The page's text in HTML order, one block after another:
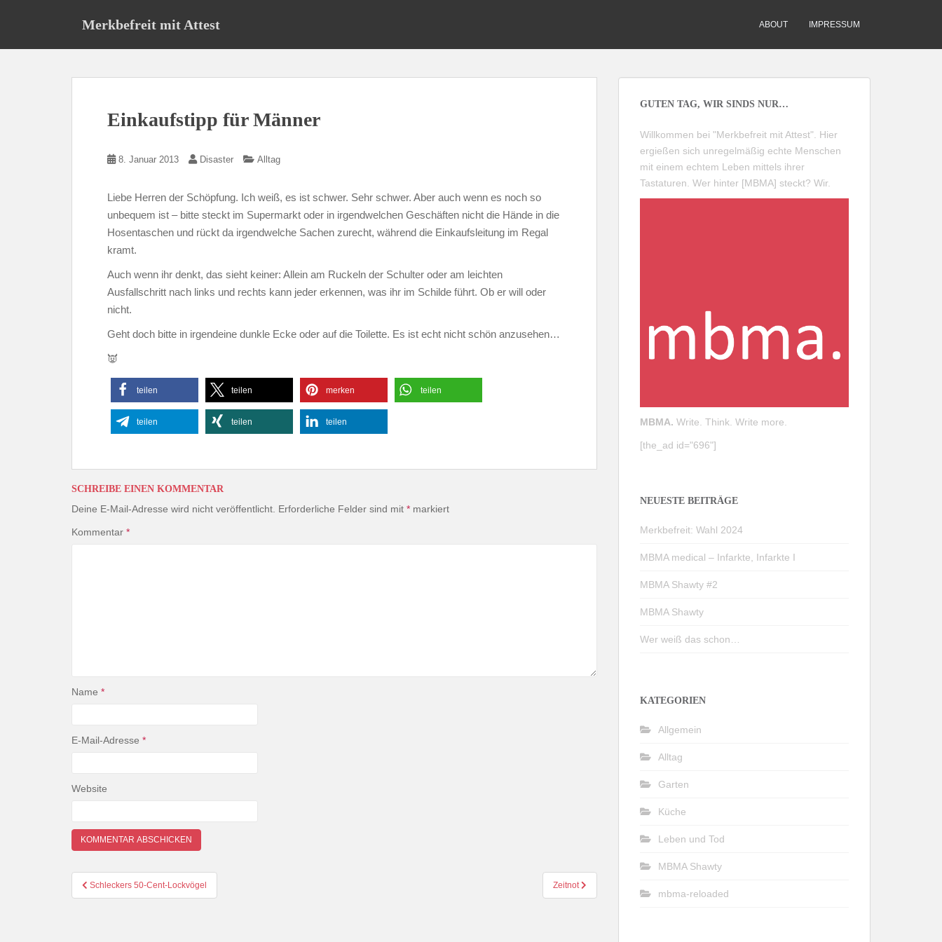
Merkbefreit mit Attest ABOUT IMPRESSUM
Einkaufstipp für Männer
8. Januar 2013 Disaster Alltag
Liebe Herren der Schöpfung. Ich weiß, es ist schwer. Sehr schwer. Aber auch wenn es noch so
unbequem ist – bitte steckt im Supermarkt oder in irgendwelchen Geschäften nicht die Hände in die
Hosentaschen und rückt da irgendwelche Sachen zurecht, während die Einkaufsleitung im Regal
kramt.
Auch wenn ihr denkt, das sieht keiner: Allein am Ruckeln der Schulter oder am leichten
Ausfallschritt nach links und rechts kann jeder erkennen, was ihr im Schilde führt. Ob er will oder
nicht.
Geht doch bitte in irgendeine dunkle Ecke oder auf die Toilette. Es ist echt nicht schön anzusehen…
👿
teilen teilen merken teilen
teilen teilen teilen
SCHREIBE EINEN KOMMENTAR
Deine E-Mail-Adresse wird nicht veröffentlicht. Erforderliche Felder sind mit * markiert
Kommentar *
Name *
E-Mail-Adresse *
Website
Beitragsnavigation
Schleckers 50-Cent-Lockvögel Zeitnot
GUTEN TAG, WIR SINDS NUR…
Willkommen bei "Merkbefreit mit Attest". Hier
ergießen sich unregelmäßig echte Menschen
mit einem echtem Leben mittels ihrer
Tastaturen. Wer hinter [MBMA] steckt? Wir.
MBMA. Write. Think. Write more.
[the_ad id="696"]
NEUESTE BEITRÄGE
Merkbefreit: Wahl 2024
MBMA medical – Infarkte, Infarkte I
MBMA Shawty #2
MBMA Shawty
Wer weiß das schon…
KATEGORIEN
Allgemein
Alltag
Garten
Küche
Leben und Tod
MBMA Shawty
mbma-reloaded